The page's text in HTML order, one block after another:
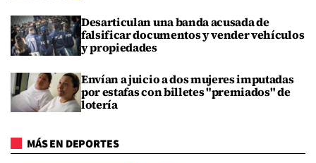
Desarticulan una banda acusada de
falsificar documentos y vender vehículos
y propiedades
Envían a juicio a dos mujeres imputadas
por estafas con billetes "premiados" de
lotería
MÁS EN DEPORTES